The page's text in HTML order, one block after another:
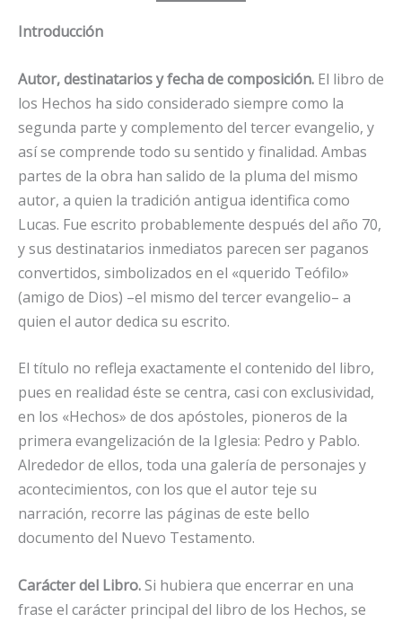
Introducción
Autor, destinatarios y fecha de composición. El libro de
los Hechos ha sido considerado siempre como la
segunda parte y complemento del tercer evangelio, y
así se comprende todo su sentido y finalidad. Ambas
partes de la obra han salido de la pluma del mismo
autor, a quien la tradición antigua identifica como
Lucas. Fue escrito probablemente después del año 70,
y sus destinatarios inmediatos parecen ser paganos
convertidos, simbolizados en el «querido Teófilo»
(amigo de Dios) –el mismo del tercer evangelio– a
quien el autor dedica su escrito.
El título no refleja exactamente el contenido del libro,
pues en realidad éste se centra, casi con exclusividad,
en los «Hechos» de dos apóstoles, pioneros de la
primera evangelización de la Iglesia: Pedro y Pablo.
Alrededor de ellos, toda una galería de personajes y
acontecimientos, con los que el autor teje su
narración, recorre las páginas de este bello
documento del Nuevo Testamento.
Carácter del Libro.Si hubiera que encerrar en una
frase el carácter principal del libro de los Hechos, se